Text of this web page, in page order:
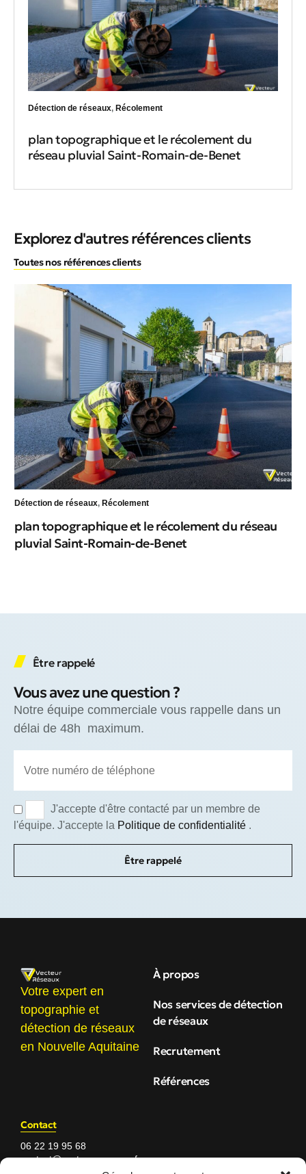
Détection de réseaux, Récolement
plan topographique et le récolement du
réseau pluvial Saint-Romain-de-Benet
Explorez d'autres références clients
Toutes nos références clients
Détection de réseaux, Récolement
plan topographique et le récolement du réseau
pluvial Saint-Romain-de-Benet
Être rappelé
Vous avez une question ?
Notre équipe commerciale vous rappelle dans un
délai de 48h maximum.
J'accepte d'être contacté par un membre de
l'équipe. J'accepte la Politique de confidentialité .
Être rappelé
Votre expert en
topographie et
détection de réseaux
en Nouvelle Aquitaine
À propos
Nos services de détection
de réseaux
Recrutement
Références
Contact
06 22 19 95 68
contact@vecteur-reseaux.fr